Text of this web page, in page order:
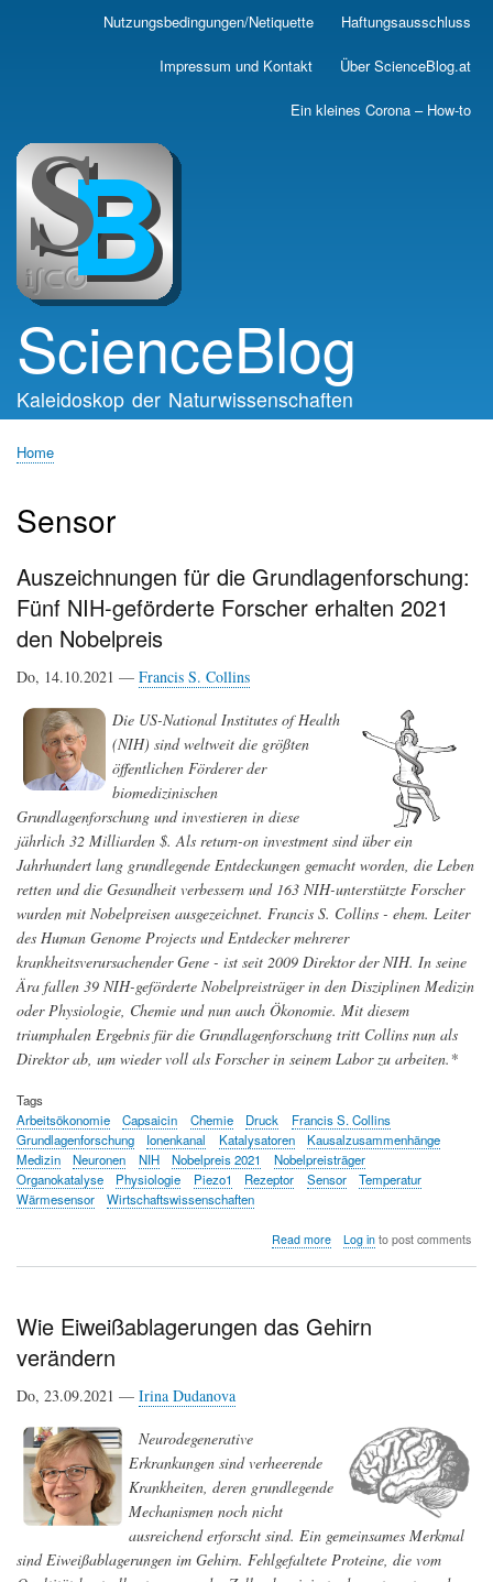
Skip
main
Nutzungsbedingungen/Netiquette Haftungsausschluss
Impressum und Kontakt Über ScienceBlog.at
Ein kleines Corona – How-to
ScienceBlog
Kaleidoskop der Naturwissenschaften
Home
Sensor
Auszeichnungen für die Grundlagenforschung:
Fünf NIH-geförderte Forscher erhalten 2021
den Nobelpreis
Do, 14.10.2021 — Francis S. Collins
Die US-National Institutes of Health
(NIH) sind weltweit die größten
öffentlichen Förderer der
biomedizinischen
Grundlagenforschung und investieren in diese
jährlich 32 Milliarden $. Als return-on investment sind über ein
Jahrhundert lang grundlegende Entdeckungen gemacht worden, die Leben
retten und die Gesundheit verbessern und 163 NIH-unterstützte Forscher
wurden mit Nobelpreisen ausgezeichnet. Francis S. Collins - ehem. Leiter
des Human Genome Projects und Entdecker mehrerer
krankheitsverursachender Gene - ist seit 2009 Direktor der NIH. In seine
Ära fallen 39 NIH-geförderte Nobelpreisträger in den Disziplinen Medizin
oder Physiologie, Chemie und nun auch Ökonomie. Mit diesem
triumphalen Ergebnis für die Grundlagenforschung tritt Collins nun als
Direktor ab, um wieder voll als Forscher in seinem Labor zu arbeiten.*
Tags
Arbeitsökonomie
Capsaicin Chemie Druck
Francis S. Collins
Grundlagenforschung
Ionenkanal Katalysatoren
Kausalzusammenhänge
Medizin
Neuronen NIH Nobelpreis 2021
Nobelpreisträger
Organokatalyse
Physiologie Piezo1 Rezeptor Sensor
Temperatur
Wärmesensor
Wirtschaftswissenschaften
Read moreabout
Fünf
Nobelpreis
Log into post comments
Wie Eiweißablagerungen das Gehirn
verändern
Do, 23.09.2021 — Irina Dudanova
Neurodegenerative
Erkrankungen sind verheerende
Krankheiten, deren grundlegende
Mechanismen noch nicht
ausreichend erforscht sind. Ein gemeinsames Merkmal
sind Eiweißablagerungen im Gehirn. Fehlgefaltete Proteine, die vom